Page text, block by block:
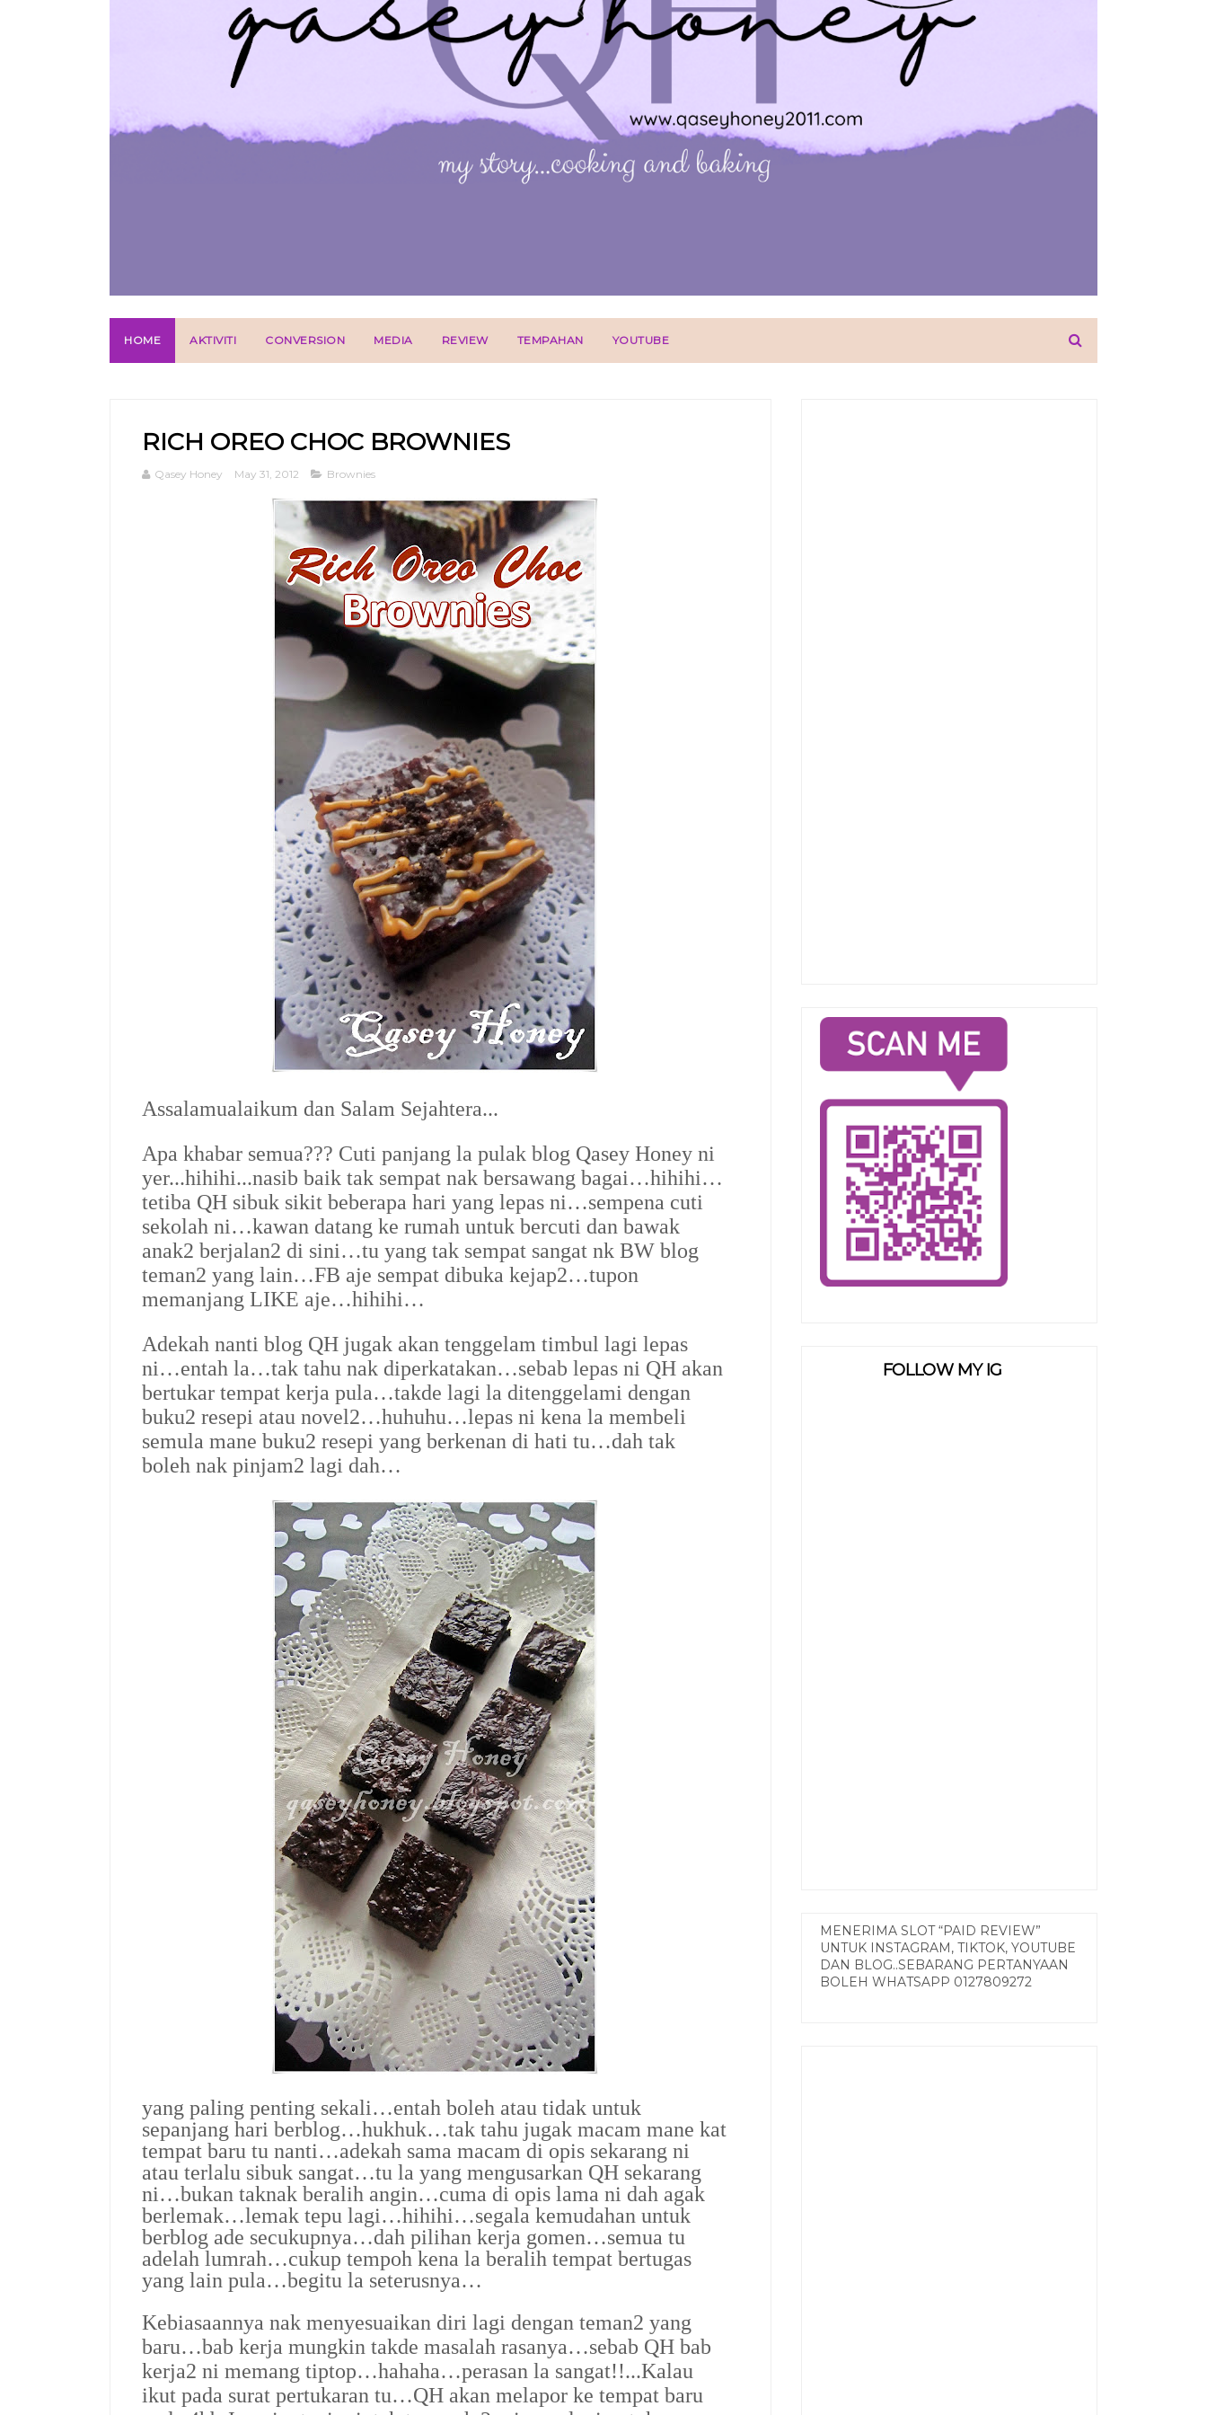
HOME AKTIVITI CONVERSION MEDIA REVIEW TEMPAHAN YOUTUBE
RICH OREO CHOC BROWNIES
Qasey Honey May 31, 2012 Brownies
Assalamualaikum dan Salam Sejahtera...
Apa khabar semua??? Cuti panjang la pulak blog Qasey Honey ni
yer...hihihi...nasib baik tak sempat nak bersawang bagai…hihihi…
tetiba QH sibuk sikit beberapa hari yang lepas ni…sempena cuti
sekolah ni…kawan datang ke rumah untuk bercuti dan bawak
anak2 berjalan2 di sini…tu yang tak sempat sangat nk BW blog
teman2 yang lain…FB aje sempat dibuka kejap2…tupon
memanjang LIKE aje…hihihi…
Adekah nanti blog QH jugak akan tenggelam timbul lagi lepas
ni…entah la…tak tahu nak diperkatakan…sebab lepas ni QH akan
bertukar tempat kerja pula…takde lagi la ditenggelami dengan
buku2 resepi atau novel2…huhuhu…lepas ni kena la membeli
semula mane buku2 resepi yang berkenan di hati tu…dah tak
boleh nak pinjam2 lagi dah…
yang paling penting sekali…entah boleh atau tidak untuk
sepanjang hari berblog…hukhuk…tak tahu jugak macam mane kat
tempat baru tu nanti…adekah sama macam di opis sekarang ni
atau terlalu sibuk sangat…tu la yang mengusarkan QH sekarang
ni…bukan taknak beralih angin…cuma di opis lama ni dah agak
berlemak…lemak tepu lagi…hihihi…segala kemudahan untuk
berblog ade secukupnya…dah pilihan kerja gomen…semua tu
adelah lumrah…cukup tempoh kena la beralih tempat bertugas
yang lain pula…begitu la seterusnya…
Kebiasaannya nak menyesuaikan diri lagi dengan teman2 yang
baru…bab kerja mungkin takde masalah rasanya…sebab QH bab
kerja2 ni memang tiptop…hahaha…perasan la sangat!!...Kalau
ikut pada surat pertukaran tu…QH akan melapor ke tempat baru
FOLLOW MY IG
MENERIMA SLOT “PAID REVIEW”
UNTUK INSTAGRAM, TIKTOK, YOUTUBE
DAN BLOG..SEBARANG PERTANYAAN
BOLEH WHATSAPP 0127809272